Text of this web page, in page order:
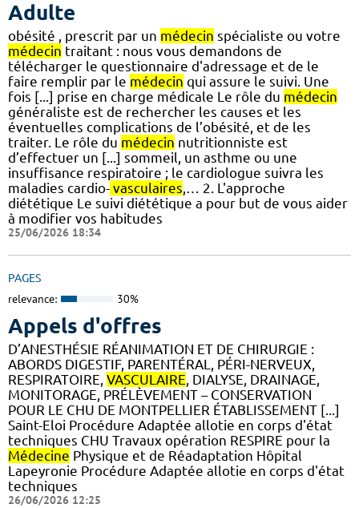
Adulte
obésité , prescrit par un médecin spécialiste ou votre
médecin traitant : nous vous demandons de
télécharger le questionnaire d'adressage et de le
faire remplir par le médecin qui assure le suivi. Une
fois [...] prise en charge médicale Le rôle du médecin
généraliste est de rechercher les causes et les
éventuelles complications de l’obésité, et de les
traiter. Le rôle du médecin nutritionniste est
d’effectuer un [...] sommeil, un asthme ou une
insuffisance respiratoire ; le cardiologue suivra les
maladies cardio- vasculaires,… 2. L'approche
diététique Le suivi diététique a pour but de vous aider
à modifier vos habitudes
25/06/2026 18:34
PAGES
relevance: 30%
Appels d'offres
D’ANESTHÉSIE RÉANIMATION ET DE CHIRURGIE :
ABORDS DIGESTIF, PARENTÉRAL, PÉRI-NERVEUX,
RESPIRATOIRE, VASCULAIRE , DIALYSE, DRAINAGE,
MONITORAGE, PRÉLÈVEMENT – CONSERVATION
POUR LE CHU DE MONTPELLIER ÉTABLISSEMENT [...]
Saint-Eloi Procédure Adaptée allotie en corps d'état
techniques CHU Travaux opération RESPIRE pour la
Médecine Physique et de Réadaptation Hôpital
Lapeyronie Procédure Adaptée allotie en corps d'état
techniques
26/06/2026 12:25